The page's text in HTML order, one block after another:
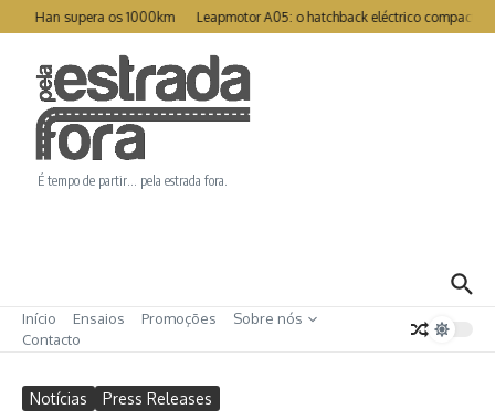
Ir para o conteúdo
Han supera os 1000km Leapmotor A05: o hatchback eléctrico compacto
É tempo de partir… pela estrada fora.
Início Ensaios Promoções
Sobre nós
Contacto
Notícias Press Releases